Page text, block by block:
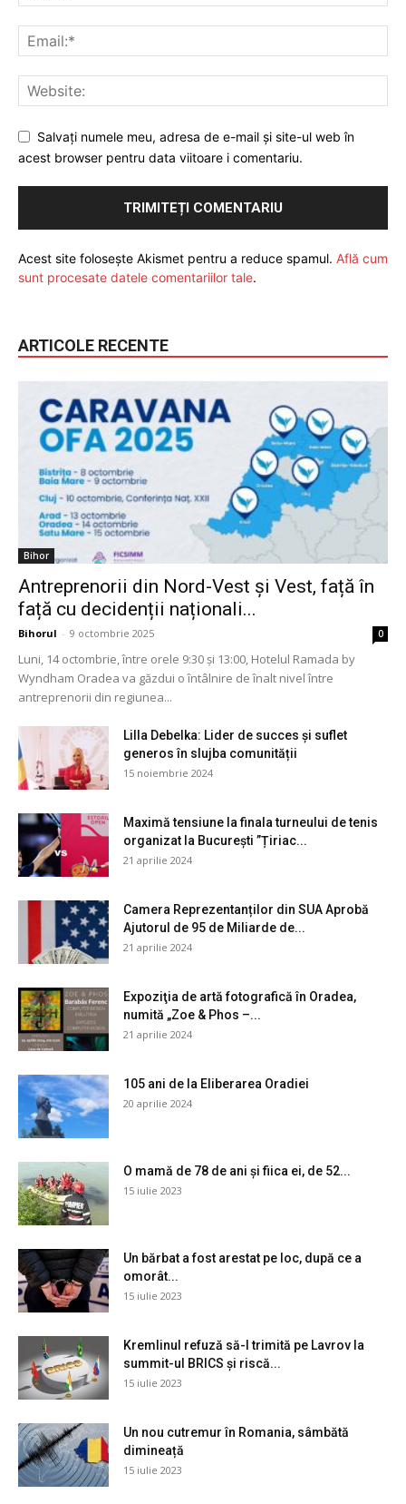
Salvați numele meu, adresa de e-mail și site-ul web în
acest browser pentru data viitoare i comentariu.
Acest site folosește Akismet pentru a reduce spamul. Află cum
sunt procesate datele comentariilor tale.
ARTICOLE RECENTE
Bihor
Antreprenorii din Nord-Vest și Vest, față în
față cu decidenții naționali...
Bihorul - 9 octombrie 2025 0
Luni, 14 octombrie, între orele 9:30 și 13:00, Hotelul Ramada by
Wyndham Oradea va găzdui o întâlnire de înalt nivel între
antreprenorii din regiunea...
Lilla Debelka: Lider de succes și suflet
generos în slujba comunității
15 noiembrie 2024
Maximă tensiune la finala turneului de tenis
organizat la București ”Țiriac...
21 aprilie 2024
Camera Reprezentanților din SUA Aprobă
Ajutorul de 95 de Miliarde de...
21 aprilie 2024
Expoziţia de artă fotografică în Oradea,
numită „Zoe & Phos –...
21 aprilie 2024
105 ani de la Eliberarea Oradiei
20 aprilie 2024
O mamă de 78 de ani și fiica ei, de 52...
15 iulie 2023
Un bărbat a fost arestat pe loc, după ce a
omorât...
15 iulie 2023
Kremlinul refuză să-l trimită pe Lavrov la
summit-ul BRICS și riscă...
15 iulie 2023
Un nou cutremur în Romania, sâmbătă
dimineață
15 iulie 2023